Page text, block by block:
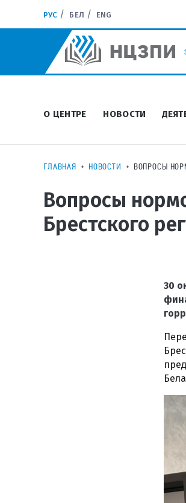
РУС БЕЛ ENG
О ЦЕНТРЕ НОВОСТИ
ГЛАВНАЯ НОВОСТИ ВОПРОСЫ
Вопросы
Брестского
30